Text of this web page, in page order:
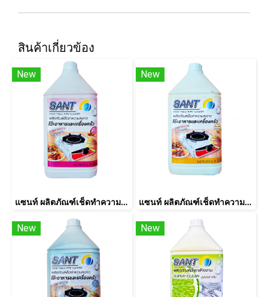
สินค้าเกี่ยวข้อง
New
แซนท์ ผลิตภัณฑ์เช็ดทำความสะอาดโต๊ะอาหาร กลิ่นฟรุ๊ตตี้ ขนาดบรรจุ 4 ลิตร
New
แซนท์ ผลิตภัณฑ์เช็ดทำความสะอาดโต๊ะอาหาร กลิ่นตะไคร้หอม ขนาดบรรจุ 4 ลิตร
New New